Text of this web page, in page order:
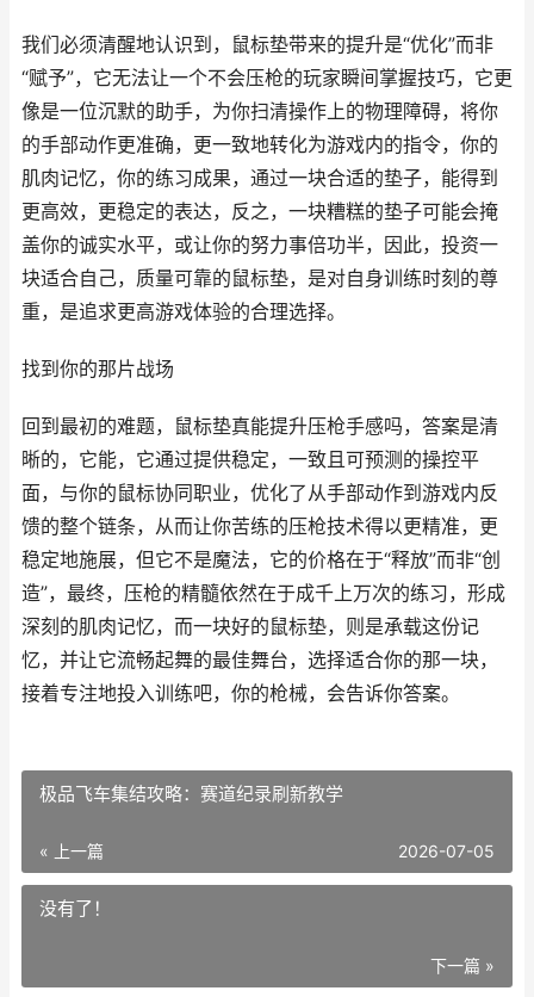
我们必须清醒地认识到，鼠标垫带来的提升是“优化”而非
“赋予”，它无法让一个不会压枪的玩家瞬间掌握技巧，它更
像是一位沉默的助手，为你扫清操作上的物理障碍，将你
的手部动作更准确，更一致地转化为游戏内的指令，你的
肌肉记忆，你的练习成果，通过一块合适的垫子，能得到
更高效，更稳定的表达，反之，一块糟糕的垫子可能会掩
盖你的诚实水平，或让你的努力事倍功半，因此，投资一
块适合自己，质量可靠的鼠标垫，是对自身训练时刻的尊
重，是追求更高游戏体验的合理选择。
找到你的那片战场
回到最初的难题，鼠标垫真能提升压枪手感吗，答案是清
晰的，它能，它通过提供稳定，一致且可预测的操控平
面，与你的鼠标协同职业，优化了从手部动作到游戏内反
馈的整个链条，从而让你苦练的压枪技术得以更精准，更
稳定地施展，但它不是魔法，它的价格在于“释放”而非“创
造”，最终，压枪的精髓依然在于成千上万次的练习，形成
深刻的肌肉记忆，而一块好的鼠标垫，则是承载这份记
忆，并让它流畅起舞的最佳舞台，选择适合你的那一块，
接着专注地投入训练吧，你的枪械，会告诉你答案。
极品飞车集结攻略：赛道纪录刷新教学
« 上一篇 2026-07-05
没有了！
下一篇 »